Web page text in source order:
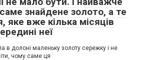
знайдене золото, а те
яке вже кілька місяців
неї
в долоні маленьку золоту сережку і не
чому саме ця